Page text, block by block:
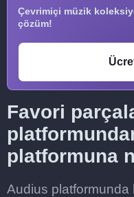
Çevrimiçi müzik
çözüm!
Favori
platformuna
Audius